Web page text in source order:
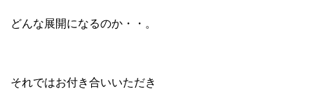
どんな展開になるのか・・。
それではお付き合いいただき